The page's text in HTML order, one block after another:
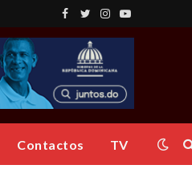
Facebook
TwitterInstagram
YouTube
Contactos TV